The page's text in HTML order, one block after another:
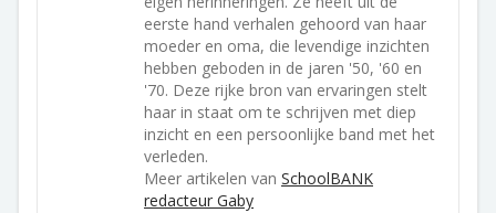
eerste hand verhalen gehoord van haar
moeder en oma, die levendige inzichten
hebben geboden in de jaren '50, '60 en
'70. Deze rijke bron van ervaringen stelt
haar in staat om te schrijven met diep
inzicht en een persoonlijke band met het
verleden.
Meer artikelen van SchoolBANK
redacteur Gaby